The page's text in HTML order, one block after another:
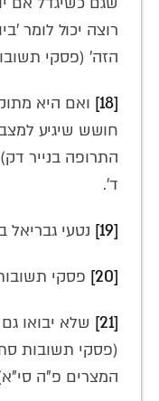
רוצה יכול לומר
הזה' (פסקי
[18]
ואם היא
חושש שיגיע
התרופה בנייר
ד'.
[19] נטעי
[20] פסקי
[21]
שלא יבואו
(פסקי תשובות
המצרים פ"ה